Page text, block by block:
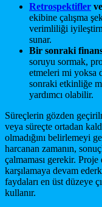
Retrospektifler
ekibine çalışma
verimliliği
sunar.
Bir sonraki
soruyu sormak,
etmeleri mi yoksa
sonraki etkinliğe
yardımcı olabilir.
Süreçlerin gözden
veya süreçte ortadan
olmadığını belirlemeyi
harcanan zamanın,
çalmaması gerekir.
karşılamaya devam
faydaları en üst düzeye
kullanır.